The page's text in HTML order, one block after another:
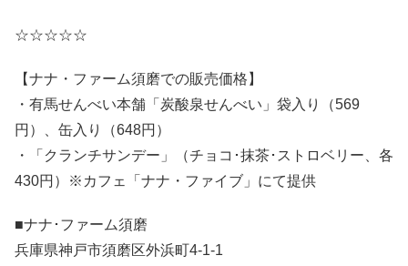
☆☆☆☆☆
【ナナ・ファーム須磨での販売価格】
・有馬せんべい本舗「炭酸泉せんべい」袋入り（569
円）、缶入り（648円）
・「クランチサンデー」（チョコ･抹茶･ストロベリー、各
430円）※カフェ「ナナ・ファイブ」にて提供
■ナナ･ファーム須磨
兵庫県神戸市須磨区外浜町4-1-1